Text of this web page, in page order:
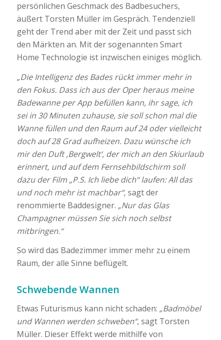
persönlichen Geschmack des Badbesuchers,
äußert Torsten Müller im Gespräch. Tendenziell
geht der Trend aber mit der Zeit und passt sich
den Märkten an. Mit der sogenannten Smart
Home Technologie ist inzwischen einiges möglich.
„Die Intelligenz des Bades rückt immer mehr in
den Fokus. Dass ich aus der Oper heraus meine
Badewanne per App befüllen kann, ihr sage, ich
sei in 30 Minuten zuhause, sie soll schon mal die
Wanne füllen und den Raum auf 24 oder vielleicht
doch auf 28 Grad aufheizen. Dazu wünsche ich
mir den Duft ‚Bergwelt‘, der mich an den Skiurlaub
erinnert, und auf dem Fernsehbildschirm soll
dazu der Film „P.S. Ich liebe dich“ laufen: All das
und noch mehr ist machbar“, sagt der
renommierte Baddesigner. „Nur das Glas
Champagner müssen Sie sich noch selbst
mitbringen.“
So wird das Badezimmer immer mehr zu einem
Raum, der alle Sinne beflügelt.
Schwebende Wannen
Etwas Futurismus kann nicht schaden: „Badmöbel
und Wannen werden schweben“, sagt Torsten
Müller. Dieser Effekt werde mithilfe von